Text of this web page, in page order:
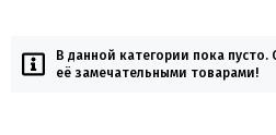
В данной категории пока
её замечательными товарами!